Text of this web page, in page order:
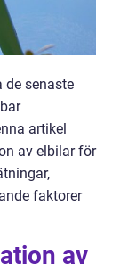
de senaste
artikel
av elbilar för
faktorer
av